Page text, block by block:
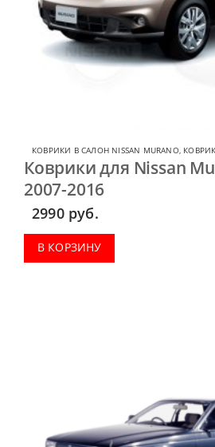
КОВРИКИ В САЛОН NISSAN MURANO,
Коврики для Nissan
2007-2016
2990 руб.
В КОРЗИНУ